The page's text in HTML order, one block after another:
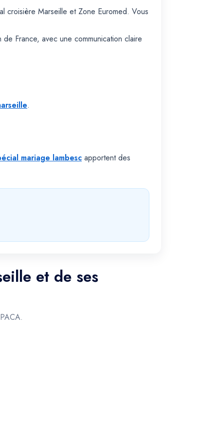
croisière Marseille et Zone Euromed. Vous
France, avec une communication claire
.
mariage lambesc apportent des
et de ses